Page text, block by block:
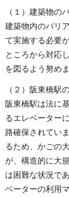
（１）建築物の
建築物内のバリ
て実施する必要
ところから対応
を図るよう努めま
（２）阪東橋駅
阪東橋駅は法に
るエレベーター
路確保されてい
るため、かごの
が、構造的に大
は困難な状況で
ベーターの利用